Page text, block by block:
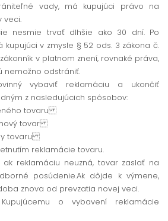
vady, má kupujúci právo na
veci.
nesmie trvať dlhšie ako 30 dní. Po
kupujúci v zmysle § 52 ods. 3 zákona č.
v platnom znení, rovnaké práva,
nemožno odstrániť.
vybaviť reklamáciu a ukončiť
z nasledujúcich spôsobov:
tovaru
nový tovar
tovaru
reklamácie tovaru.
ak reklamáciu neuzná, tovar zaslať na
posúdenie.Ak dôjde k výmene,
znova od prevzatia novej veci.
o vybavení reklamácie